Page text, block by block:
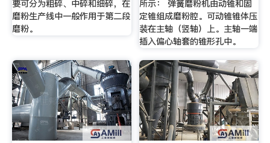
要可分为粗碎、中碎和细碎，在
磨粉生产线中一般作用于第二段
磨粉。
所示： 弹簧磨粉机由动锥和固
定锥组成磨粉腔。可动锥锥体压
装在主轴（竖轴）上。主轴一端
插入偏心轴套的锥形孔中。